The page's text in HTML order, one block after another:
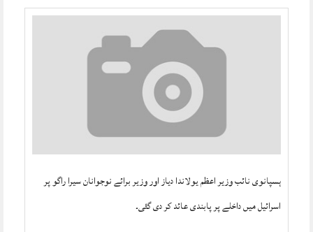
ہسپانوی نائب وزیر اعظم یولاندا دیاز اور وزیر برائے نوجوانان سیرا راگو پر
اسرائیل میں داخلے پر پابندی عائد کر دی گئی۔